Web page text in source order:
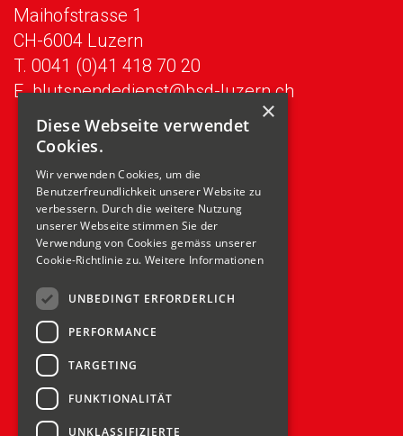
Maihofstrasse 1
CH-6004 Luzern
T. 0041 (0)41 418 70 20
E.blutspendedienst@bsd-luzern.ch
Über die Blutspende
Links
Blutstammzellen
Für zuweisende Ärzte
Über uns
Jobs
Kampagne B-CH
Blutbestellungen
×
Diese Webseite verwendet
Cookies.
Wir verwenden Cookies, um die
Benutzerfreundlichkeit unserer Website zu
verbessern. Durch die weitere Nutzung
unserer Webseite stimmen Sie der
Verwendung von Cookies gemäss unserer
Cookie-Richtlinie zu. Weitere Informationen
UNBEDINGT ERFORDERLICH
PERFORMANCE
TARGETING
FUNKTIONALITÄT
UNKLASSIFIZIERTE